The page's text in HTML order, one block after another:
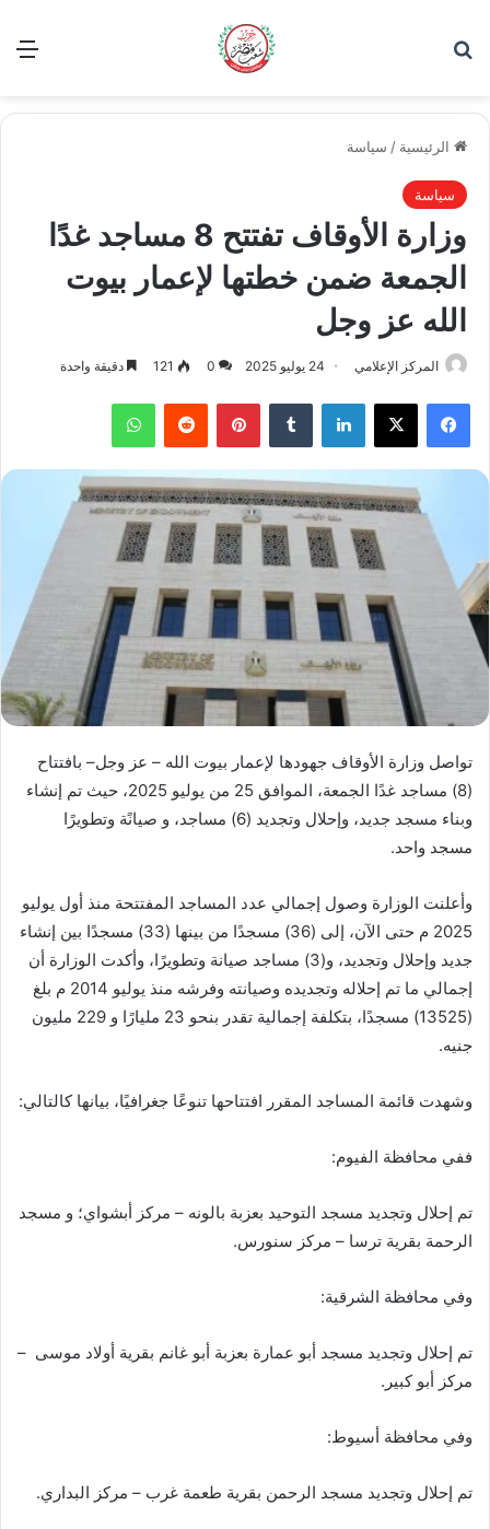
الرئيسية / سياسة
سياسة
وزارة الأوقاف تفتتح 8 مساجد غدًا
الجمعة ضمن خطتها لإعمار بيوت
الله عز وجل
المركز الإعلامي 24 يوليو 2025 0
121 دقيقة واحدة
فيسبوك ‫X لينكدإن بينتيريست واتساب
تواصل وزارة الأوقاف جهودها لإعمار بيوت الله – عز وجل– بافتتاح
(8) مساجد غدًا الجمعة، الموافق 25 من يوليو 2025، حيث تم إنشاء
وبناء مسجد جديد، وإحلال وتجديد (6) مساجد، و صيانًة وتطويرًا
مسجد واحد.
وأعلنت الوزارة وصول إجمالي عدد المساجد المفتتحة منذ أول يوليو
2025 م حتى الآن، إلى (36) مسجدًا من بينها (33) مسجدًا بين إنشاء
جديد وإحلال وتجديد، و(3) مساجد صيانة وتطويرًا، وأكدت الوزارة أن
إجمالي ما تم إحلاله وتجديده وصيانته وفرشه منذ يوليو 2014 م بلغ
(13525) مسجدًا، بتكلفة إجمالية تقدر بنحو 23 مليارًا و 229 مليون
جنيه.
وشهدت قائمة المساجد المقرر افتتاحها تنوعًا جغرافيًا، بيانها كالتالي:
ففي محافظة الفيوم:
تم إحلال وتجديد مسجد التوحيد بعزبة بالونه – مركز أبشواي؛ و مسجد
الرحمة بقرية ترسا – مركز سنورس.
وفي محافظة الشرقية:
تم إحلال وتجديد مسجد أبو عمارة بعزبة أبو غانم بقرية أولاد موسى –
مركز أبو كبير.
وفي محافظة أسيوط:
تم إحلال وتجديد مسجد الرحمن بقرية طعمة غرب – مركز البداري.